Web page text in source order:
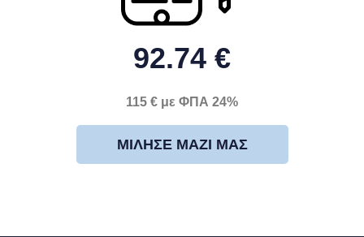
92.74 €
115 € με ΦΠΑ 24%
ΜΊΛΗΣΕ ΜΑΖΊ ΜΑΣ